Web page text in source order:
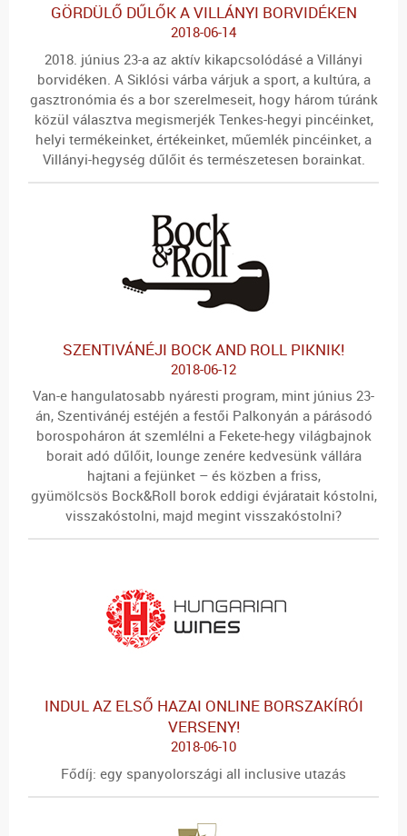
GÖRDÜLŐ DŰLŐK A VILLÁNYI BORVIDÉKEN
2018-06-14
2018. június 23-a az aktív kikapcsolódásé a Villányi
borvidéken. A Siklósi várba várjuk a sport, a kultúra, a
gasztronómia és a bor szerelmeseit, hogy három túránk
közül választva megismerjék Tenkes-hegyi pincéinket,
helyi termékeinket, értékeinket, műemlék pincéinket, a
Villányi-hegység dűlőit és természetesen borainkat.
SZENTIVÁNÉJI BOCK AND ROLL PIKNIK!
2018-06-12
Van-e hangulatosabb nyáresti program, mint június 23-
án, Szentivánéj estéjén a festői Palkonyán a párásodó
borospoháron át szemlélni a Fekete-hegy világbajnok
borait adó dűlőit, lounge zenére kedvesünk vállára
hajtani a fejünket – és közben a friss,
gyümölcsös Bock&Roll borok eddigi évjáratait kóstolni,
visszakóstolni, majd megint visszakóstolni?
INDUL AZ ELSŐ HAZAI ONLINE BORSZAKÍRÓI
VERSENY!
2018-06-10
Fődíj: egy spanyolországi all inclusive utazás